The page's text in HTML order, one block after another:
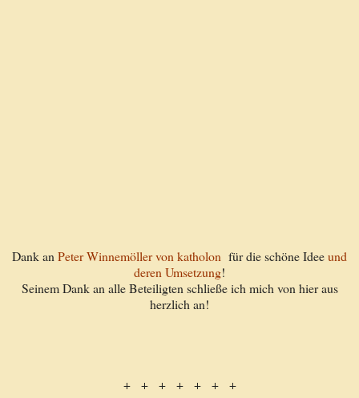
Dank an Peter Winnemöller von katholon für die schöne Ideeund
deren Umsetzung!
Seinem Dank an alle Beteiligten schließe ich mich von hier aus
herzlich an!
+ + + + + + +